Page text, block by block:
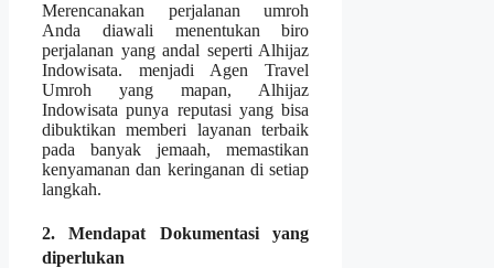
Merencanakan perjalanan umroh
Anda diawali menentukan biro
perjalanan yang andal seperti Alhijaz
Indowisata. menjadi Agen Travel
Umroh yang mapan, Alhijaz
Indowisata punya reputasi yang bisa
dibuktikan memberi layanan terbaik
pada banyak jemaah, memastikan
kenyamanan dan keringanan di setiap
langkah.
2. Mendapat Dokumentasi yang
diperlukan